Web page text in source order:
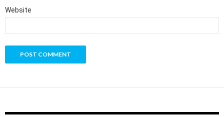
Website